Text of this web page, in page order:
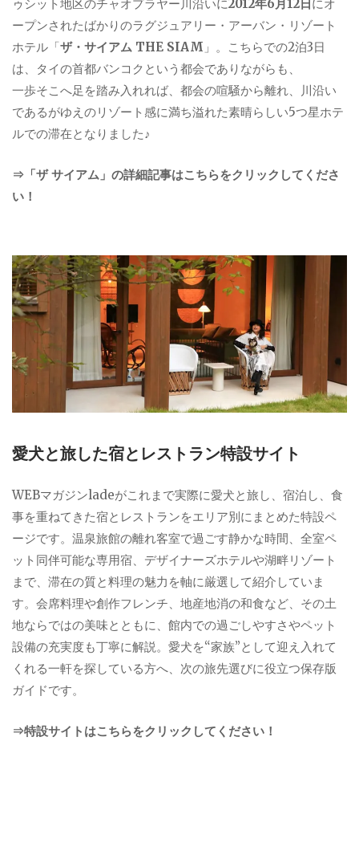
ゥシット地区のチャオプラヤー川沿いに2012年6月12日にオ
ープンされたばかりのラグジュアリー・アーバン・リゾート
ホテル「ザ・サイアム THE SIAM 」。こちらでの2泊3日
は、タイの首都バンコクという都会でありながらも、
一歩そこへ足を踏み入れれば、都会の喧騒から離れ、川沿い
であるがゆえのリゾート感に満ち溢れた素晴らしい5つ星ホテ
ルでの滞在となりました♪
⇒「ザ サイアム」の詳細記事はこちらをクリックしてくださ
い！
愛犬と旅した宿とレストラン特設サイト
WEBマガジンladeがこれまで実際に愛犬と旅し、宿泊し、食
事を重ねてきた宿とレストランをエリア別にまとめた特設ペ
ージです。温泉旅館の離れ客室で過ごす静かな時間、全室ペ
ット同伴可能な専用宿、デザイナーズホテルや湖畔リゾート
まで、滞在の質と料理の魅力を軸に厳選して紹介していま
す。会席料理や創作フレンチ、地産地消の和食など、その土
地ならではの美味とともに、館内での過ごしやすさやペット
設備の充実度も丁寧に解説。愛犬を“家族”として迎え入れて
くれる一軒を探している方へ、次の旅先選びに役立つ保存版
ガイドです。
⇒特設サイトはこちらをクリックしてください！